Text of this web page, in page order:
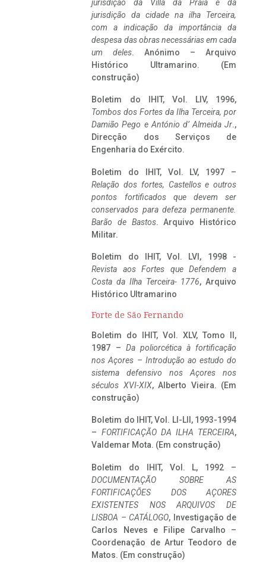
jurisdição da Villa da Praia e da
jurisdição da cidade na ilha Terceira,
com a indicação da importância da
despesa das obras necessárias em cada
um deles. Anónimo – Arquivo
Histórico Ultramarino. (Em
construção)
Boletim do IHIT, Vol. LIV, 1996,
Tombos dos Fortes da Ilha Terceira, por
Damião Pego e António d’ Almeida Jr.,
Direcção dos Serviços de
Engenharia do Exército.
Boletim do IHIT, Vol. LV, 1997 –
Relação dos fortes, Castellos e outros
pontos fortificados que devem ser
conservados para defeza permanente.
Barão de Bastos. Arquivo Histórico
Militar.
Boletim do IHIT, Vol. LVI, 1998 -
Revista aos Fortes que Defendem a
Costa da Ilha Terceira- 1776, Arquivo
Histórico Ultramarino
Forte de São Fernando
Boletim do IHIT, Vol. XLV, Tomo II,
1987 – Da poliorcética à fortificação
nos Açores – Introdução ao estudo do
sistema defensivo nos Açores nos
séculos XVI-XIX, Alberto Vieira. (Em
construção)
Boletim do IHIT, Vol. LI-LII, 1993-1994
– FORTIFICAÇÃO DA ILHA TERCEIRA,
Valdemar Mota. (Em construção)
Boletim do IHIT, Vol. L, 1992 –
DOCUMENTAÇÃO SOBRE AS
FORTIFICAÇÕES DOS AÇORES
EXISTENTES NOS ARQUIVOS DE
LISBOA – CATÁLOGO, Investigação de
Carlos Neves e Filipe Carvalho –
Coordenação de Artur Teodoro de
Matos. (Em construção)